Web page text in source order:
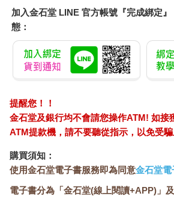
加入金石堂 LINE 官方帳號『完成綁定
態：
提醒您！！
金石堂及銀行均不會請您操作ATM! 如接
ATM提款機，請不要聽從指示，以免受騙
購買須知：
使用金石堂電子書服務即為同意金石堂電
電子書分為「金石堂(線上閱讀+APP)」